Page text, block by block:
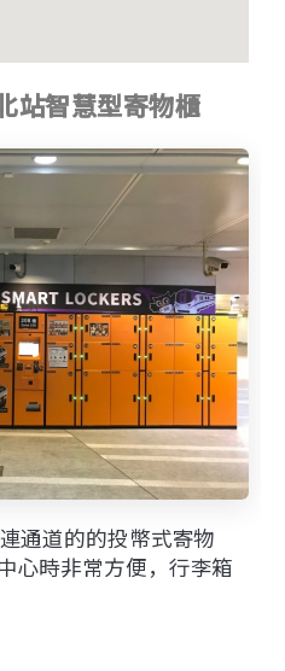
站智慧型寄物櫃
通道的的投幣式寄物
心時非常方便，行李箱